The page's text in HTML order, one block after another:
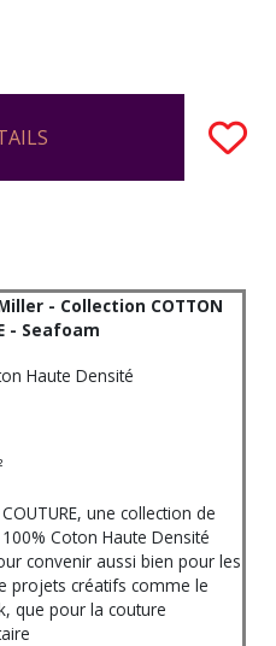
- Collection COTTON
- Seafoam
Haute Densité
une collection de
Coton Haute Densité
convenir aussi bien pour les
projets créatifs comme le
que pour la couture